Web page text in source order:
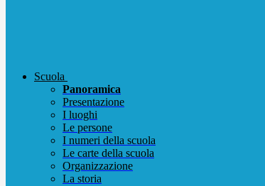
Scuola
Panoramica
Presentazione
I luoghi
Le persone
I numeri della scuola
Le carte della scuola
Organizzazione
La storia